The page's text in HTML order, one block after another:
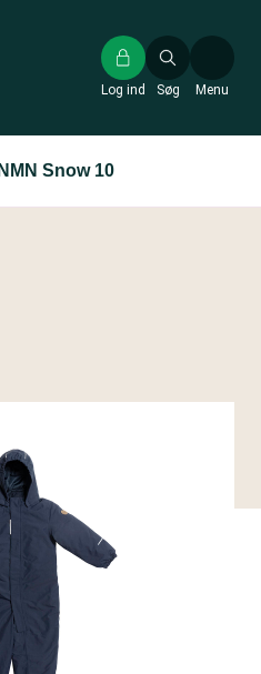
Søg
Log ind Menu
Snow 10